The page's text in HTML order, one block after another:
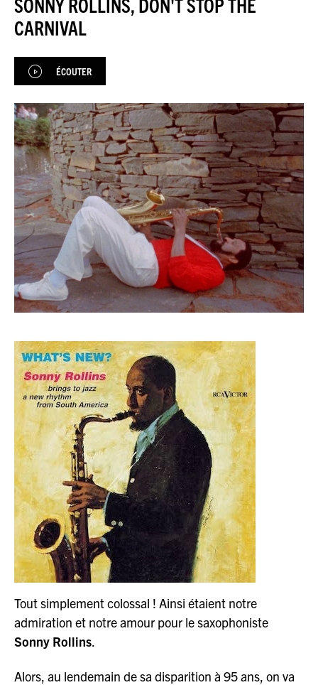
JAZZENDA
ESPACEPREMIUM
CARNIVAL
ÉCOUTER
Tout simplement colossal ! Ainsi étaient notre
admiration et notre amour pour le saxophoniste
Sonny Rollins.
Alors, au lendemain de sa disparition à 95 ans, on va